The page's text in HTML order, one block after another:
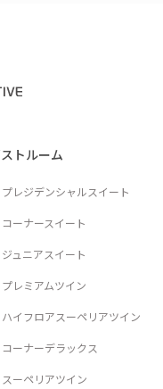
トルーム
プレジデンシャルスイート
コーナースイート
ジュニアスイート
プレミアムツイン
ハイフロアスーペリアツイン
コーナーデラックス
スーペリアツイン